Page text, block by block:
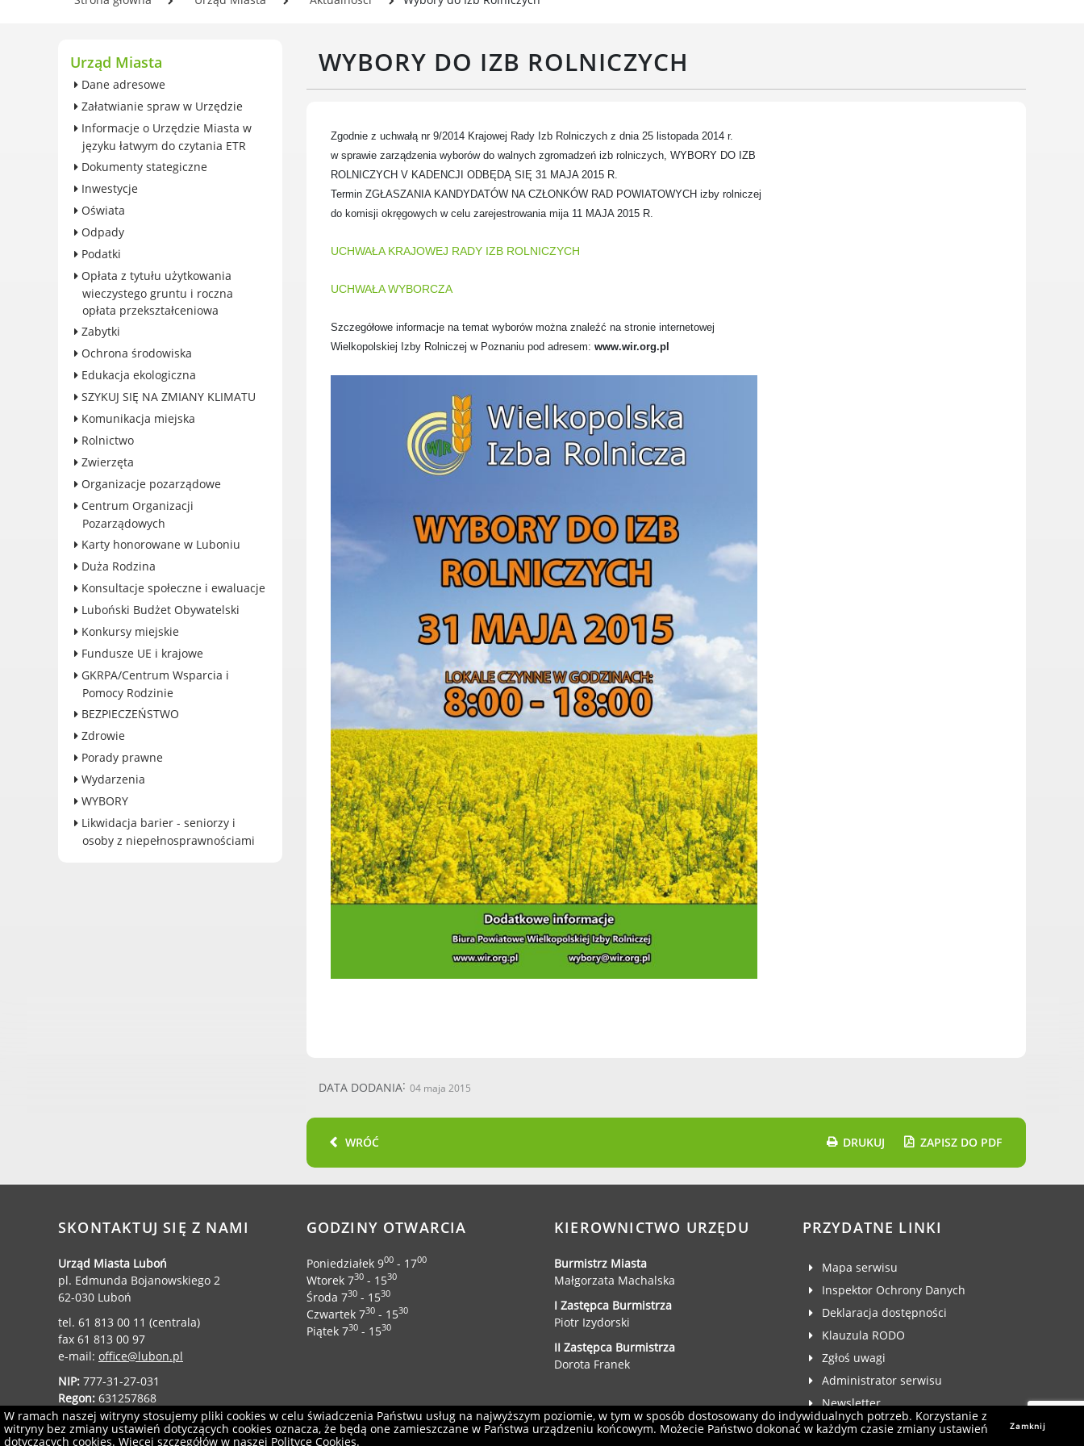
wieczystego gruntu i roczna
Ochrona środowiska
Edukacja ekologiczna
SZYKUJ SIĘ NA ZMIANY
KLIMATU
Komunikacja miejska
Rolnictwo
Zwierzęta
Organizacje pozarządowe
Centrum Organizacji
Pozarządowych
Karty honorowane w Luboniu
Duża Rodzina
Konsultacje społeczne i
ewaluacje
Luboński Budżet Obywatelski
Konkursy miejskie
Fundusze UE i krajowe
GKRPA/Centrum Wsparcia i
Pomocy Rodzinie
BEZPIECZEŃSTWO
Zdrowie
Porady prawne
Wydarzenia
WYBORY
Likwidacja barier - seniorzy i
osoby z
niepełnosprawnościami
Serwisy mapowe
Ogłoszenia o pracę
Plaża Miejska przy ul. Rzecznej
w Luboniu
PTTK
KONTAKT
Dane adresowe, wydziały i
WYBORY DO IZB ROLNICZYCH
Zgodnie z uchwałą nr 9/2014 Krajowej Rady Izb Rolniczych z dnia 25 listopada 2014 r.
w sprawie zarządzenia wyborów do walnych zgromadzeń izb rolniczych, WYBORY DO IZB
ROLNICZYCH V KADENCJI ODBĘDĄ SIĘ 31 MAJA 2015 R.
Termin ZGŁASZANIA KANDYDATÓW NA CZŁONKÓW RAD POWIATOWYCH izby rolniczej
do komisji okręgowych w celu zarejestrowania mija 11 MAJA 2015 R.
UCHWAŁA KRAJOWEJ RADY IZB ROLNICZYCH
UCHWAŁA WYBORCZA
Szczegółowe informacje na temat wyborów można znaleźć na stronie internetowej
Wielkopolskiej Izby Rolniczej w Poznaniu pod adresem: www.wir.org.pl
DATA DODANIA 04 maja 2015
WRÓĆ DRUKUJ ZAPISZ DO PDF
Urząd Miasta
Dane adresowe
Załatwianie spraw w Urzędzie
Informacje o Urzędzie Miasta w
języku łatwym do czytania ETR
Dokumenty stategiczne
Inwestycje
Oświata
Odpady
Podatki
Opłata z tytułu użytkowania
wieczystego gruntu i roczna
opłata przekształceniowa
Zabytki
Ochrona środowiska
Edukacja ekologiczna
SZYKUJ SIĘ NA ZMIANY KLIMATU
Komunikacja miejska
Rolnictwo
Zwierzęta
Organizacje pozarządowe
Centrum Organizacji
Pozarządowych
Karty honorowane w Luboniu
Duża Rodzina
Konsultacje społeczne i ewaluacje
Luboński Budżet Obywatelski
Konkursy miejskie
Fundusze UE i krajowe
GKRPA/Centrum Wsparcia i
Pomocy Rodzinie
BEZPIECZEŃSTWO
Zdrowie
Porady prawne
Wydarzenia
WYBORY
Likwidacja barier - seniorzy i
osoby z niepełnosprawnościami
SKONTAKTUJ SIĘ Z NAMI
Urząd Miasta Luboń
pl. Edmunda Bojanowskiego 2
62-030 Luboń
tel. 61 813 00 11 (centrala)
fax 61 813 00 97
e-mail: office@lubon.pl
NIP: 777-31-27-031
Regon: 631257868
GODZINY OTWARCIA
Poniedziałek 900- 1700
Wtorek 730- 1530
Środa 730- 1530
Czwartek 730- 1530
Piątek 730- 1530
KIEROWNICTWO URZĘDU
Burmistrz Miasta
Małgorzata Machalska
I Zastępca Burmistrza
Piotr Izydorski
II Zastępca Burmistrza
Dorota Franek
PRZYDATNE LINKI
Mapa serwisu
Inspektor Ochrony Danych
Deklaracja dostępności
Klauzula RODO
Zgłoś uwagi
Administrator serwisu
Newsletter
Projekt i wykonanie:Logonet Sp. z o.o.
W ramach naszej witryny stosujemy pliki cookies w celu świadczenia Państwu usług na najwyższym poziomie, w tym w sposób dostosowany do indywidualnych potrzeb. Korzystanie z
witryny bez zmiany ustawień dotyczących cookies oznacza, że będą one zamieszczane w Państwa urządzeniu końcowym. Możecie Państwo dokonać w każdym czasie zmiany ustawień
dotyczących cookies. Więcej szczegółów w naszej Polityce Cookies.
Zamknij